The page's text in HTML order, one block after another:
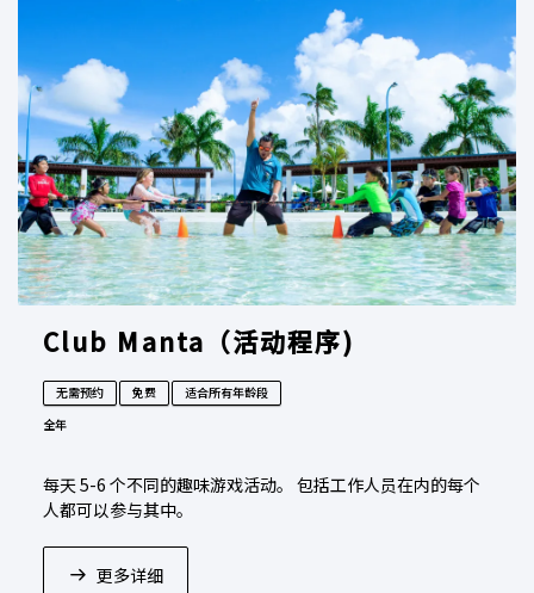
Club Manta（活动程序)
无需预约 免费
适合所有年龄段
全年
每天 5-6 个不同的趣味游戏活动。 包括工作人员在内的每个
人都可以参与其中。
更多详细